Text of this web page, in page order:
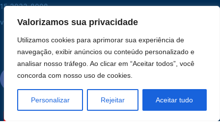
Valorizamos sua privacidade
Utilizamos cookies para aprimorar sua experiência de
navegação, exibir anúncios ou conteúdo personalizado e
analisar nosso tráfego. Ao clicar em “Aceitar todos”, você
concorda com nosso uso de cookies.
Personalizar Rejeitar Aceitar tudo
15 3033-8008
vendas@alutal.com.br